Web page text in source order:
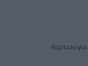
Εορτολόγιο